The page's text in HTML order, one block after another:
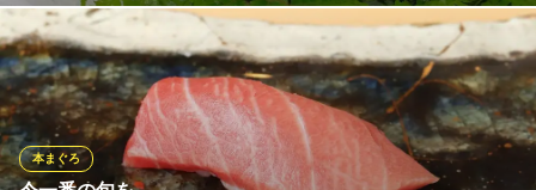
ふぐは“特A天然白”のみ。寝かしは氷温で最低３日以上とこだわり
の店主が豊後水道を中心に山口、愛媛、大分、福岡、長崎と、は
え縄や一本釣りで獲れたものを空輸。各部位の味を知り尽くした
技で調理する。名物の石焼きは、２代目店主考案の厚切りにした
上身を軽く焼きしゃぶにて味わうという25年以上も愛されてきた
逸品。
本まぐろ